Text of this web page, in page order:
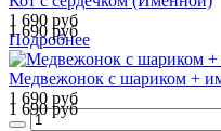
1 690 руб
1 690 руб
Подробнее
Медвежонок с шариком +
1 690 руб
1 690 руб